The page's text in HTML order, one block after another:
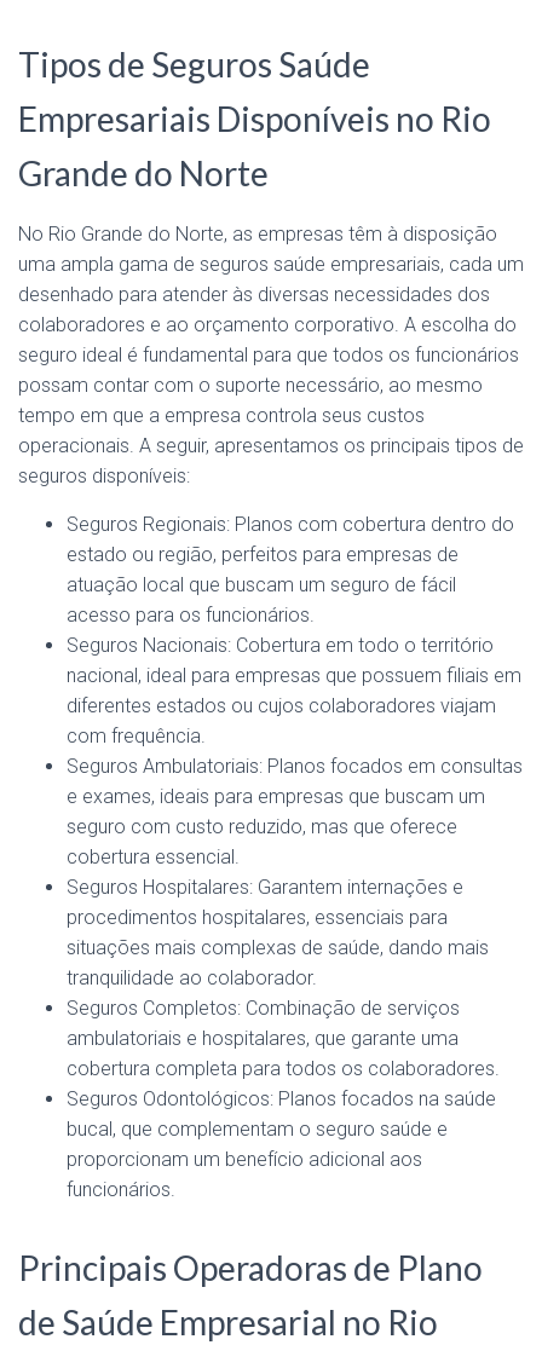
Tipos de Seguros Saúde
Empresariais Disponíveis no Rio
Grande do Norte
No Rio Grande do Norte, as empresas têm à disposição
uma ampla gama de seguros saúde empresariais, cada um
desenhado para atender às diversas necessidades dos
colaboradores e ao orçamento corporativo. A escolha do
seguro ideal é fundamental para que todos os funcionários
possam contar com o suporte necessário, ao mesmo
tempo em que a empresa controla seus custos
operacionais. A seguir, apresentamos os principais tipos de
seguros disponíveis:
Seguros Regionais: Planos com cobertura dentro do
estado ou região, perfeitos para empresas de
atuação local que buscam um seguro de fácil
acesso para os funcionários.
Seguros Nacionais: Cobertura em todo o território
nacional, ideal para empresas que possuem filiais em
diferentes estados ou cujos colaboradores viajam
com frequência.
Seguros Ambulatoriais: Planos focados em consultas
e exames, ideais para empresas que buscam um
seguro com custo reduzido, mas que oferece
cobertura essencial.
Seguros Hospitalares: Garantem internações e
procedimentos hospitalares, essenciais para
situações mais complexas de saúde, dando mais
tranquilidade ao colaborador.
Seguros Completos: Combinação de serviços
ambulatoriais e hospitalares, que garante uma
cobertura completa para todos os colaboradores.
Seguros Odontológicos: Planos focados na saúde
bucal, que complementam o seguro saúde e
proporcionam um benefício adicional aos
funcionários.
Principais Operadoras de Plano
de Saúde Empresarial no Rio